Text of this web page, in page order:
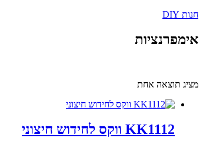
חנות DIY
אימפרנציות
מציג תוצאה אחת
KK1112 ווקס לחידוש חיצוני